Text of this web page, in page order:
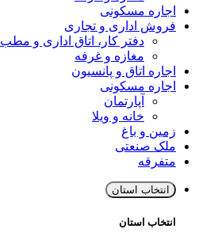
اجاره مسکونی
فروش اداری و تجاری
دفتر کار، اتاق اداری و مطب
مغازه و غرفه
اجاره اتاق و پانسیون
اجاره مسکونی
آپارتمان
خانه و ویلا
زمین و باغ
ملک صنعتی
متفرقه
انتخاب استان
انتخاب استان